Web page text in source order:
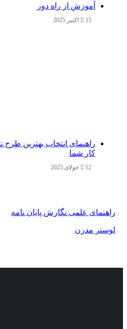
آموزش از راه دور
15 اکتبر 2025
راهنمای انتخاب بهترین طرح
کار شما
12 جولای 2025
راهنمای علمی نگارش پایان نامه
لوستر مدرن